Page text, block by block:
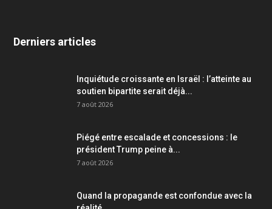
Derniers articles
Inquiétude croissante en Israël : l’atteinte au
soutien bipartite serait déjà...
7 août 2026
Piégé entre escalade et concessions : le
président Trump peine à...
7 août 2026
Quand la propagande est confondue avec la